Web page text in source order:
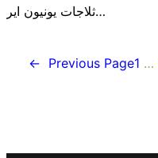
ثلاجات يونيون اير…
← Previous Page1 …